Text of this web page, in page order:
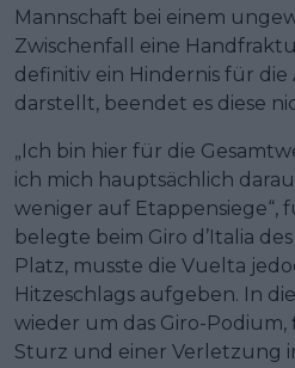
Mannschaft bei einem
Zwischenfall eine
definitiv ein Hindernis für die
darstellt, beendet es diese
„Ich bin hier für die
ich mich hauptsächlich
weniger auf Etappensiege“,
belegte beim Giro d’Italia
Platz, musste die Vuelta
Hitzeschlags aufgeben. In
wieder um das Giro-Podium,
Sturz und einer Verletzung